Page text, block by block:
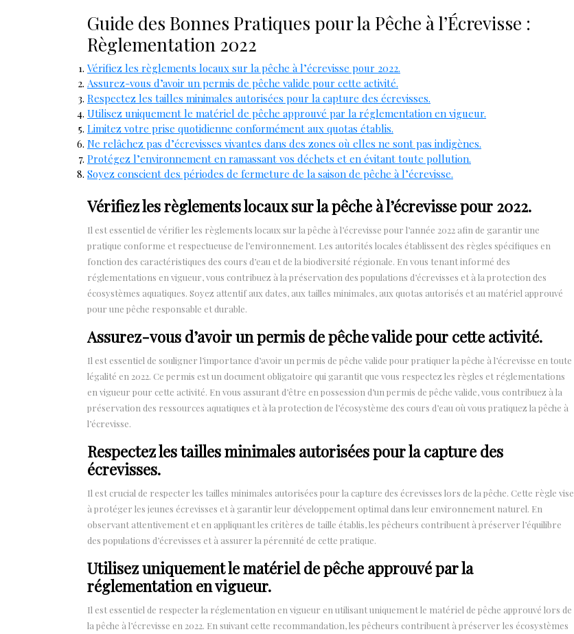
Guide des Bonnes Pratiques pour la Pêche à l’Écrevisse :
Règlementation 2022
Vérifiez les règlements locaux sur la pêche à l’écrevisse pour 2022.
Assurez-vous d’avoir un permis de pêche valide pour cette activité.
Respectez les tailles minimales autorisées pour la capture des écrevisses.
Utilisez uniquement le matériel de pêche approuvé par la réglementation en vigueur.
Limitez votre prise quotidienne conformément aux quotas établis.
Ne relâchez pas d’écrevisses vivantes dans des zones où elles ne sont pas indigènes.
Protégez l’environnement en ramassant vos déchets et en évitant toute pollution.
Soyez conscient des périodes de fermeture de la saison de pêche à l’écrevisse.
Vérifiez les règlements locaux sur la pêche à l’écrevisse pour 2022.
Il est essentiel de vérifier les règlements locaux sur la pêche à l’écrevisse pour l’année 2022 afin de garantir une
pratique conforme et respectueuse de l’environnement. Les autorités locales établissent des règles spécifiques en
fonction des caractéristiques des cours d’eau et de la biodiversité régionale. En vous tenant informé des
réglementations en vigueur, vous contribuez à la préservation des populations d’écrevisses et à la protection des
écosystèmes aquatiques. Soyez attentif aux dates, aux tailles minimales, aux quotas autorisés et au matériel approuvé
pour une pêche responsable et durable.
Assurez-vous d’avoir un permis de pêche valide pour cette activité.
Il est essentiel de souligner l’importance d’avoir un permis de pêche valide pour pratiquer la pêche à l’écrevisse en toute
légalité en 2022. Ce permis est un document obligatoire qui garantit que vous respectez les règles et réglementations
en vigueur pour cette activité. En vous assurant d’être en possession d’un permis de pêche valide, vous contribuez à la
préservation des ressources aquatiques et à la protection de l’écosystème des cours d’eau où vous pratiquez la pêche à
l’écrevisse.
Respectez les tailles minimales autorisées pour la capture des
écrevisses.
Il est crucial de respecter les tailles minimales autorisées pour la capture des écrevisses lors de la pêche. Cette règle vise
à protéger les jeunes écrevisses et à garantir leur développement optimal dans leur environnement naturel. En
observant attentivement et en appliquant les critères de taille établis, les pêcheurs contribuent à préserver l’équilibre
des populations d’écrevisses et à assurer la pérennité de cette pratique.
Utilisez uniquement le matériel de pêche approuvé par la
réglementation en vigueur.
Il est essentiel de respecter la réglementation en vigueur en utilisant uniquement le matériel de pêche approuvé lors de
la pêche à l’écrevisse en 2022. En suivant cette recommandation, les pêcheurs contribuent à préserver les écosystèmes